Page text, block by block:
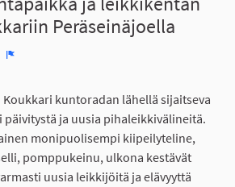
Peräseinäjoella
Koukkari kuntoradan lähellä sijaitseva
ja uusia pihaleikkivälineitä.
monipuolisempi kiipeilyteline,
pomppukeinu, ulkona kestävät
uusia leikkijöitä ja elävyyttä